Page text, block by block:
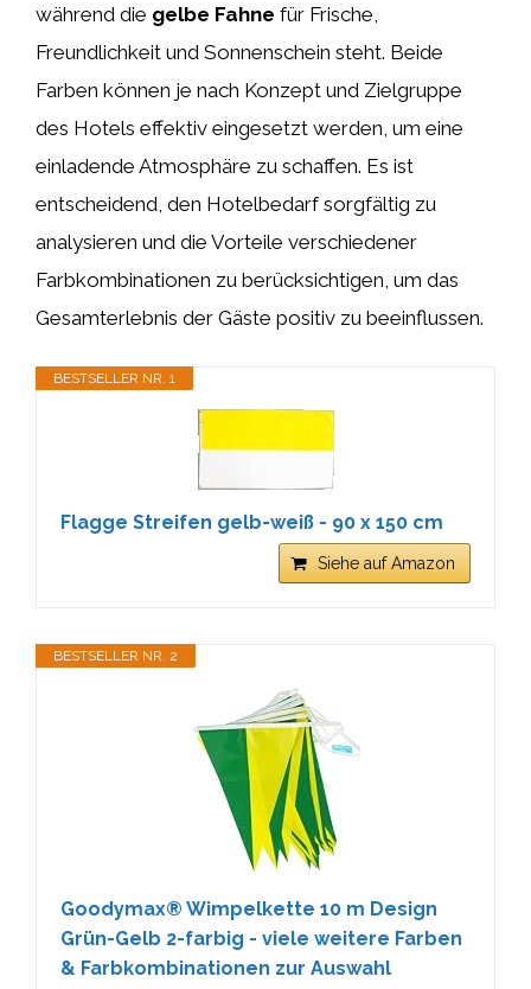
während die gelbe Fahne für Frische,
Freundlichkeit und Sonnenschein steht. Beide
Farben können je nach Konzept und Zielgruppe
des Hotels effektiv eingesetzt werden, um eine
einladende Atmosphäre zu schaffen. Es ist
entscheidend, den Hotelbedarf sorgfältig zu
analysieren und die Vorteile verschiedener
Farbkombinationen zu berücksichtigen, um das
Gesamterlebnis der Gäste positiv zu beeinflussen.
BESTSELLER NR. 1
Flagge Streifen gelb-weiß - 90 x 150 cm
Siehe auf Amazon
BESTSELLER NR. 2
Goodymax® Wimpelkette 10 m Design
Grün-Gelb 2-farbig - viele weitere Farben
& Farbkombinationen zur Auswahl